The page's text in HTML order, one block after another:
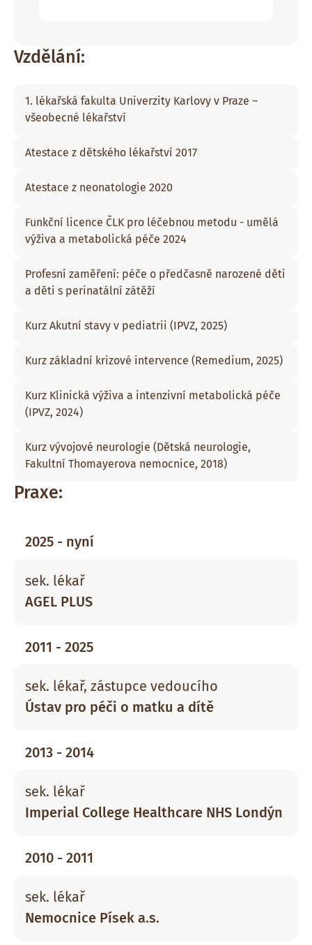
Vzdělání:
1. lékařská fakulta Univerzity Karlovy v Praze –
všeobecné lékařství
Atestace z dětského lékařství 2017
Atestace z neonatologie 2020
Funkční licence ČLK pro léčebnou metodu - umělá
výživa a metabolická péče 2024
Profesní zaměření: péče o předčasně narozené děti
a děti s perinatální zátěží
Kurz Akutní stavy v pediatrii (IPVZ, 2025)
Kurz základní krizové intervence (Remedium, 2025)
Kurz Klinická výživa a intenzivní metabolická péče
(IPVZ, 2024)
Kurz vývojové neurologie (Dětská neurologie,
Fakultní Thomayerova nemocnice, 2018)
Praxe:
2025 - nyní
sek. lékař
AGEL PLUS
2011 - 2025
sek. lékař, zástupce vedoucího
Ústav pro péči o matku a dítě
2013 - 2014
sek. lékař
Imperial College Healthcare NHS Londýn
2010 - 2011
sek. lékař
Nemocnice Písek a.s.